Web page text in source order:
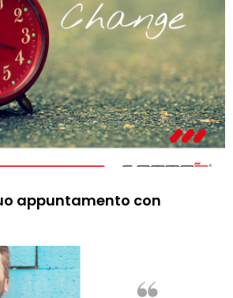
appuntamento con